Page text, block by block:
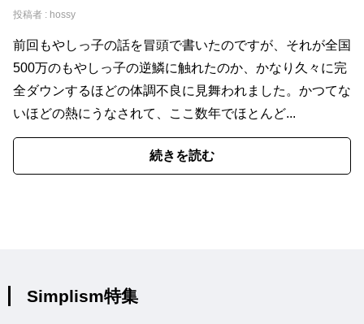
投稿者 : hossy
前回もやしっ子の話を冒頭で書いたのですが、それが全国
500万のもやしっ子の逆鱗に触れたのか、かなり久々に完
全ダウンするほどの体調不良に見舞われました。かつてな
いほどの熱にうなされて、ここ数年でほとんど...
続きを読む
Simplism特集